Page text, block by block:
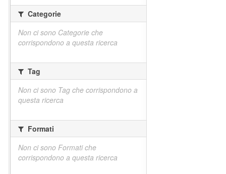
Categorie
Non ci sono Categorie che
corrispondono a questa ricerca
Tag
Non ci sono Tag che corrispondono a
questa ricerca
Formati
Non ci sono Formati che
corrispondono a questa ricerca